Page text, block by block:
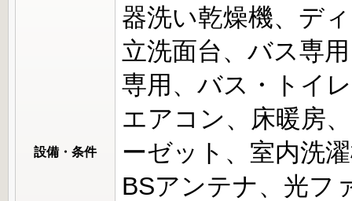
設備・条件
器洗い乾燥機、デ
立洗面台、バス専
専用、バス・トイ
エアコン、床暖房
ーゼット、室内洗
BSアンテナ、光フ